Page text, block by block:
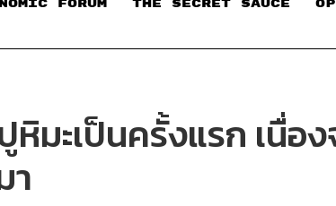
FORUM THE SECRET SAUCE​
มะเป็นครั้งแรก เนื่อ
า